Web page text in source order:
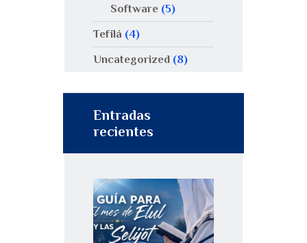
Software(5)
Tefilá (4)
Uncategorized (8)
Entradas
recientes